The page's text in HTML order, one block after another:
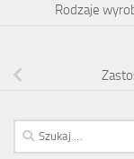
Rodzaje
Szukaj: